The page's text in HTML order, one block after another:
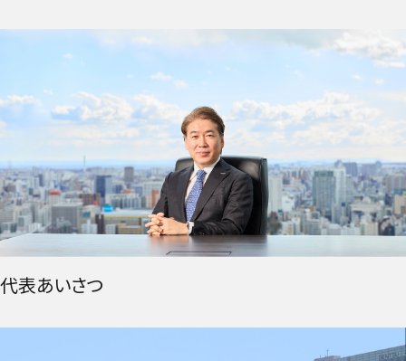
代表あいさつ